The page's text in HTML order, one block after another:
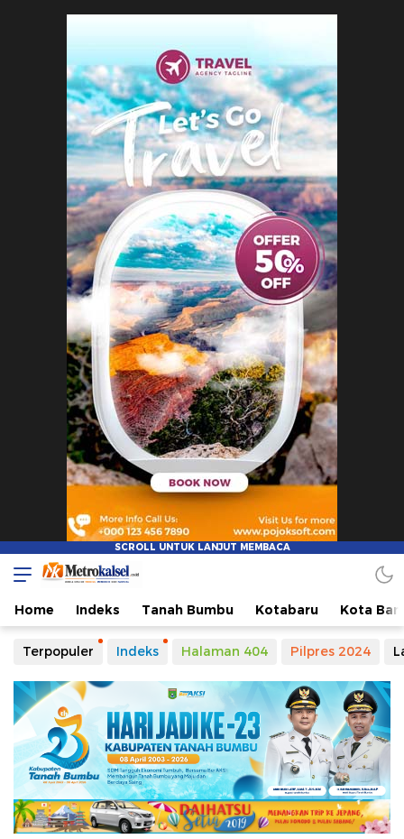
Metro Kalsel
Media Online Terkini, Faktual dan Mendidik
Home Indeks Tanah Bumbu Kotabaru Kota
Terpopuler Indeks Halaman 404 Pilpres 2024